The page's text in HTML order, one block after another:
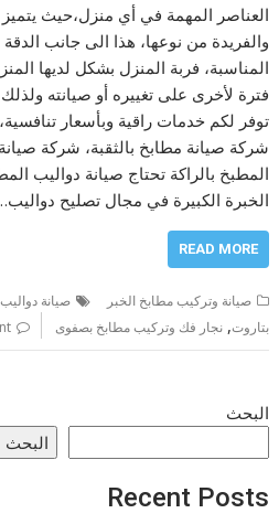
العناصر المهمة في أي منزل،حيث
والفريدة من نوعها، هذا الى جانب الدقة
المناسبة، فربة المنزل بشكل لديها
فترة لأخرى على تغييره أو صيانته
توفر لكم خدمات راقية وبأسعار
شركة صيانة مطابخ بالثقبة، شركة
المطبخ بالراكة تحتاج صيانة دواليب
الخبرة الكبيرة في مجال تصليح
READ MORE
صيانة وتركيب مطابخ الخبر صيانة
بتاروت,نجار فك وترکیب مطابخ بصفوى
البحث
البحث
Recent Posts